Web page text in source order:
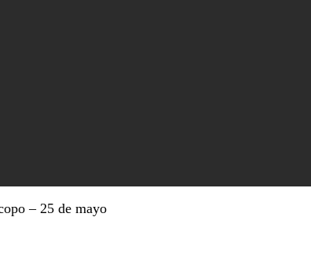
– 25 de mayo